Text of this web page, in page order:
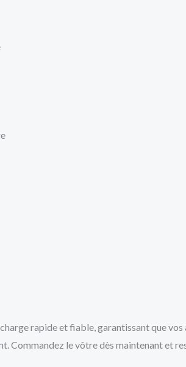
rapide et fiable, garantissant que
Commandez le vôtre dès maintenant et